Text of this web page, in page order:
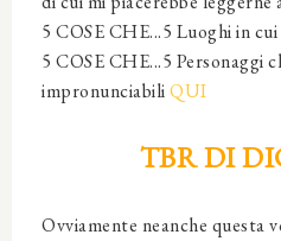
5 COSE CHE...5 Luoghi in
5 COSE CHE...5 Personaggi
impronunciabiliQUI
TBR DI
Ovviamente neanche questa